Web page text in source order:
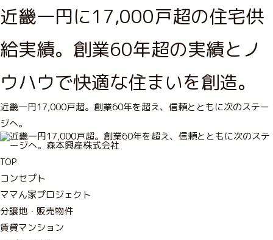
近畿一円に17,000戸超の住宅供
給実績。創業60年超の実績とノ
ウハウで快適な住まいを創造。
近畿一円17,000戸超。創業60年を超え、信頼とともに次のステー
ジへ。
TOP
コンセプト
ママん家プロジェクト
分譲地・販売物件
賃貸マンション